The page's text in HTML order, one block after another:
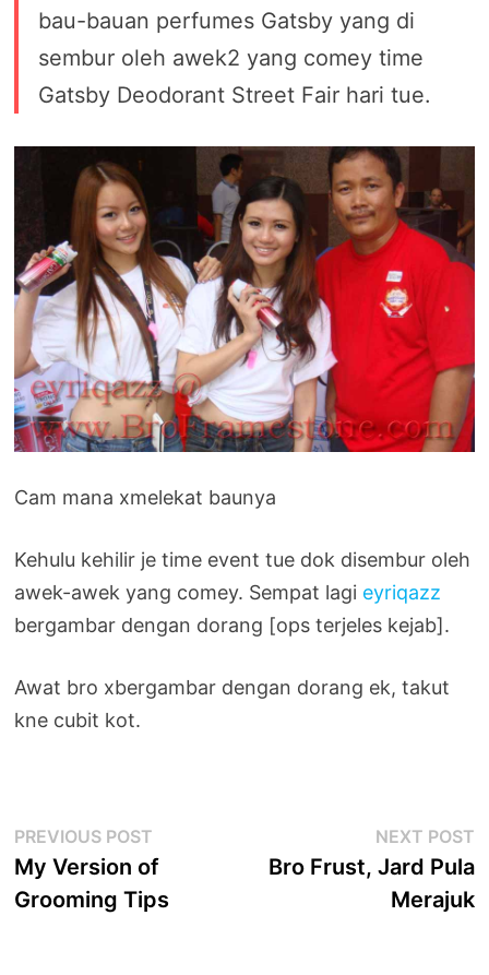
bau-bauan perfumes Gatsby yang di
sembur oleh awek2 yang comey time
Gatsby Deodorant Street Fair hari tue.
Cam mana xmelekat baunya
Kehulu kehilir je time event tue dok disembur oleh
awek-awek yang comey. Sempat lagi eyriqazz
bergambar dengan dorang [ops terjeles kejab].
Awat bro xbergambar dengan dorang ek, takut
kne cubit kot.
Post
navigation
PREVIOUS POST
post:
My Version of
Grooming Tips
NEXT POST
Bro Frust, Jard Pula
Merajuk